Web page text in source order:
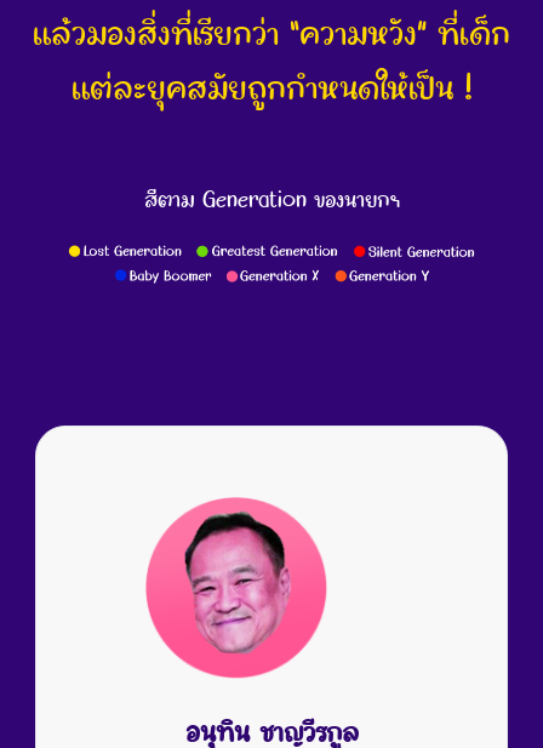
แล้วมองสิ่งที่เรียกว่า “ความหวัง” ที่เด็ก
แต่ละยุคสมัยถูกกำหนดให้เป็น !
สีตาม Generation ของนายกฯ
อนุทิน ชาญวีรกูล